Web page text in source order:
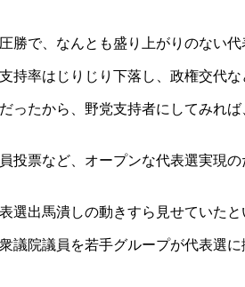
で、なんとも盛り上がりのない代
率はじりじり下落し、政権交代な
たから、野党支持者にしてみれ
票など、オープンな代表選実現
選出馬潰しの動きすら見せていたと
院議員を若手グループが代表選